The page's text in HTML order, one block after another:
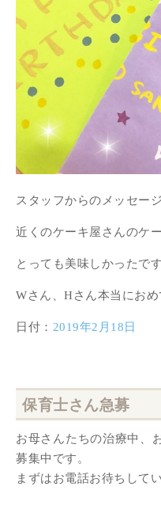
スタッフからのメッセー
近くのケーキ屋さんのケ
とっても美味しかったで
Wさん、Hさん本当にお
日付： 2019年2月18日
保育士さん急募
お母さんたちの治療中、
募集中です。
まずはお電話お待ちしてい